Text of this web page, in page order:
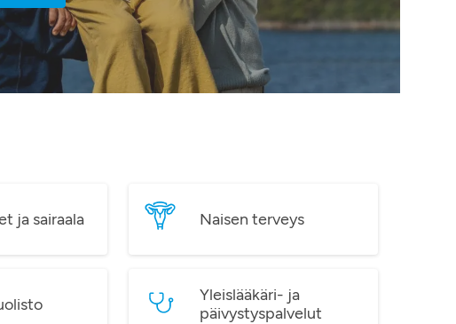
ja sairaala Naisen terveys
Yleislääkäri- ja
päivystyspalvelut